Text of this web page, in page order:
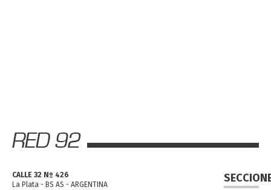
CALLE 32 Nº 426
La Plata - BS AS - ARGENTINA